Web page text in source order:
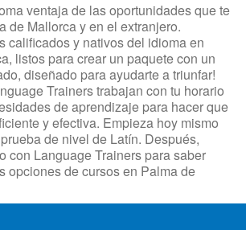
ventaja de las oportunidades que te
de Mallorca y en el extranjero.
calificados y nativos del idioma en
listos para crear un paquete con un
diseñado para ayudarte a triunfar!
Trainers trabajan con tu horario
de aprendizaje para hacer que
y efectiva. Empieza hoy mismo
de nivel de Latín. Después,
con Language Trainers para saber
opciones de cursos en Palma de